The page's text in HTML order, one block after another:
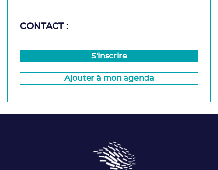
CONTACT :
S'inscrire
Ajouter à mon agenda